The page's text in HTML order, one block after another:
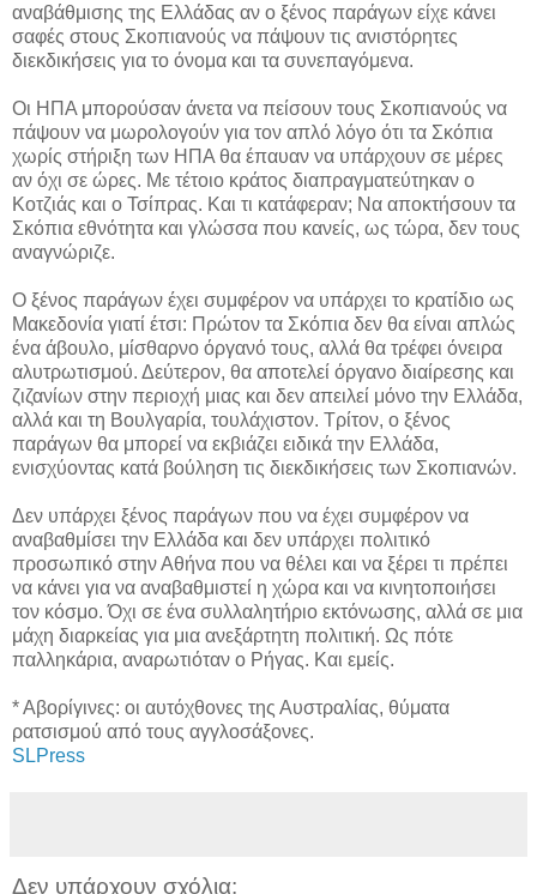
αναβάθμισης της Ελλάδας αν ο ξένος παράγων είχε κάνει
σαφές στους Σκοπιανούς να πάψουν τις ανιστόρητες
διεκδικήσεις για το όνομα και τα συνεπαγόμενα.
Οι ΗΠΑ μπορούσαν άνετα να πείσουν τους Σκοπιανούς να
πάψουν να μωρολογούν για τον απλό λόγο ότι τα Σκόπια
χωρίς στήριξη των ΗΠΑ θα έπαυαν να υπάρχουν σε μέρες
αν όχι σε ώρες. Με τέτοιο κράτος διαπραγματεύτηκαν ο
Κοτζιάς και ο Τσίπρας. Και τι κατάφεραν; Να αποκτήσουν τα
Σκόπια εθνότητα και γλώσσα που κανείς, ως τώρα, δεν τους
αναγνώριζε.
Ο ξένος παράγων έχει συμφέρον να υπάρχει το κρατίδιο ως
Μακεδονία γιατί έτσι: Πρώτον τα Σκόπια δεν θα είναι απλώς
ένα άβουλο, μίσθαρνο όργανό τους, αλλά θα τρέφει όνειρα
αλυτρωτισμού. Δεύτερον, θα αποτελεί όργανο διαίρεσης και
ζιζανίων στην περιοχή μιας και δεν απειλεί μόνο την Ελλάδα,
αλλά και τη Βουλγαρία, τουλάχιστον. Τρίτον, ο ξένος
παράγων θα μπορεί να εκβιάζει ειδικά την Ελλάδα,
ενισχύοντας κατά βούληση τις διεκδικήσεις των Σκοπιανών.
Δεν υπάρχει ξένος παράγων που να έχει συμφέρον να
αναβαθμίσει την Ελλάδα και δεν υπάρχει πολιτικό
προσωπικό στην Αθήνα που να θέλει και να ξέρει τι πρέπει
να κάνει για να αναβαθμιστεί η χώρα και να κινητοποιήσει
τον κόσμο. Όχι σε ένα συλλαλητήριο εκτόνωσης, αλλά σε μια
μάχη διαρκείας για μια ανεξάρτητη πολιτική. Ως πότε
παλληκάρια, αναρωτιόταν ο Ρήγας. Και εμείς.
* Αβορίγινες: οι αυτόχθονες της Αυστραλίας, θύματα
ρατσισμού από τους αγγλοσάξονες.
SLPress
Δεν υπάρχουν σχόλια: